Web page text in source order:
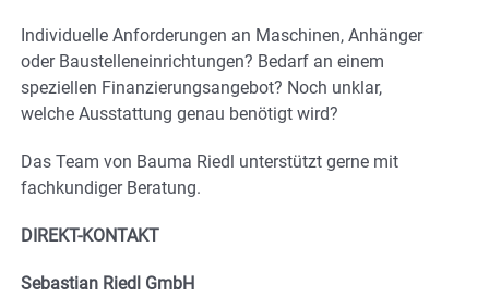
Individuelle Anforderungen an Maschinen, Anhänger
oder Baustelleneinrichtungen? Bedarf an einem
speziellen Finanzierungsangebot? Noch unklar,
welche Ausstattung genau benötigt wird?
Das Team von Bauma Riedl unterstützt gerne mit
fachkundiger Beratung.
DIREKT-KONTAKT
Sebastian Riedl GmbH